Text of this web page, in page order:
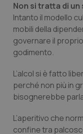
Non si tratta di
Intanto il modello
mobili della
governare il
godimento.
L’alcol si è fatto
perché non più in
bisognerebbe
L’aperitivo che
confine tra